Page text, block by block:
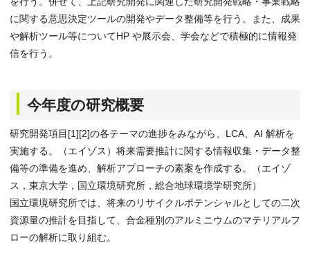
に関する意思決定ツールの開発やデータ整備等を行う。また、成果
や解析ツール等についてHP や展示会、学会などで積極的に情報発
信を行う。
今年度の研究概要
研究開発項目[1][2]の各テーマの進捗をみながら、LCA、AI 解析を
実施する。（エイゾス）将来需要推計に関する情報収集・データ整
備等の準備を進め、解析アプローチの素案を作成する。（エイゾ
ス，東京大学，国立環境研究所，総合地球環境学研究所）
国立環境研究所では、将来のリサイクルポテンシャルとしての二次
資源量の推計を目指して、合金種別のアルミニウムのマテリアルフ
ローの解析に取り組む。